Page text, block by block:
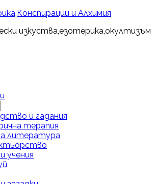
и Алхимия
изкуства,езотерика,окултизъм
и гадания
терапия
литература
учения